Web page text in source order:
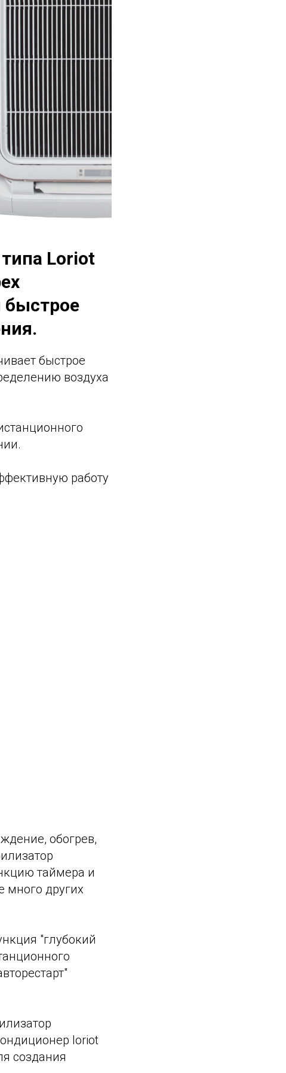
Loriot
быстрое
быстрое
воздуха
работу
обогрев,
таймера и
много других
"глубокий
loriot
создания